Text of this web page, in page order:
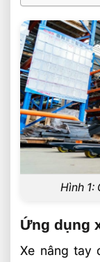
Hình 1:
Ứng dụng
Xe nâng tay